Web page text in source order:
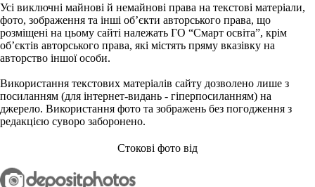
Усі виключні майнові й немайнові права на текстові матеріали,
фото, зображення та інші об’єкти авторського права, що
розміщені на цьому сайті належать ГО “Смарт освіта”, крім
об’єктів авторського права, які містять пряму вказівку на
авторство іншої особи.
Використання текстових матеріалів сайту дозволено лише з
посиланням (для інтернет-видань - гіперпосиланням) на
джерело. Використання фото та зображень без погодження з
редакцією суворо заборонено.
Стокові фото від